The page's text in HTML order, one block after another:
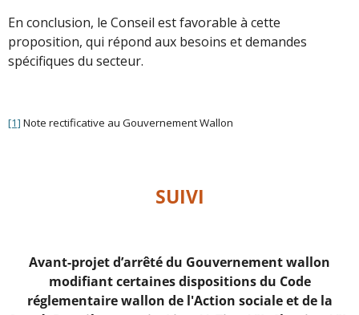
En conclusion, le Conseil est favorable à cette
proposition, qui répond aux besoins et demandes
spécifiques du secteur.
[1] Note rectificative au Gouvernement Wallon
SUIVI
Avant-projet d’arrêté du Gouvernement wallon
modifiant certaines dispositions du Code
réglementaire wallon de l'Action sociale et de la